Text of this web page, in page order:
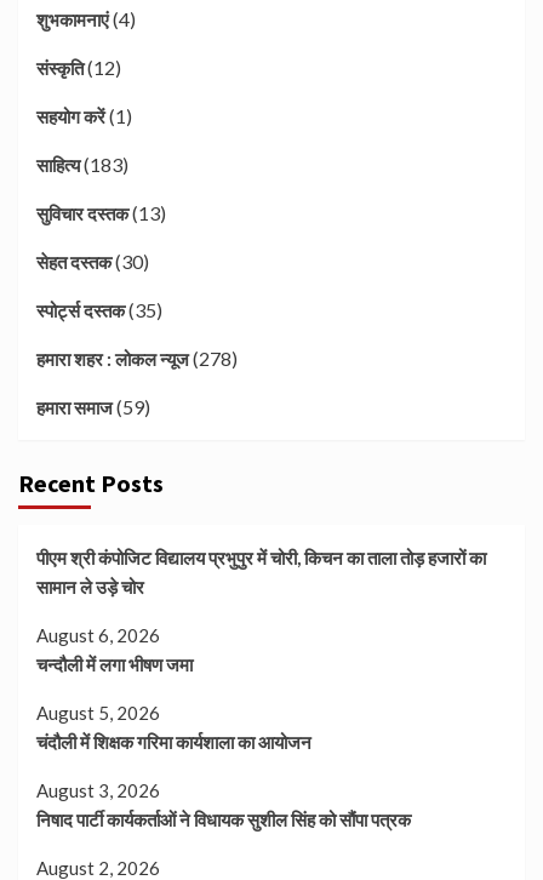
शुभकामनाएं(4)
संस्कृति(12)
सहयोग करें(1)
साहित्य(183)
सुविचार दस्तक(13)
सेहत दस्तक(30)
स्पोर्ट्स दस्तक(35)
हमारा शहर : लोकल न्यूज(278)
हमारा समाज(59)
Recent Posts
पीएम श्री कंपोजिट विद्यालय प्रभुपुर में चोरी, किचन का ताला तोड़ हजारों का
सामान ले उड़े चोर
August 6, 2026
चन्दौली में लगा भीषण जमा
August 5, 2026
चंदौली में शिक्षक गरिमा कार्यशाला का आयोजन
August 3, 2026
निषाद पार्टी कार्यकर्ताओं ने विधायक सुशील सिंह को सौंपा पत्रक
August 2, 2026